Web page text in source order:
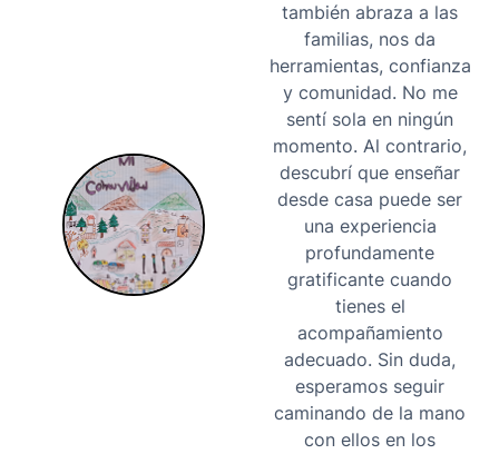
también abraza a las
familias, nos da
herramientas, confianza
y comunidad. No me
sentí sola en ningún
momento. Al contrario,
descubrí que enseñar
desde casa puede ser
una experiencia
profundamente
gratificante cuando
tienes el
acompañamiento
adecuado. Sin duda,
esperamos seguir
caminando de la mano
con ellos en los